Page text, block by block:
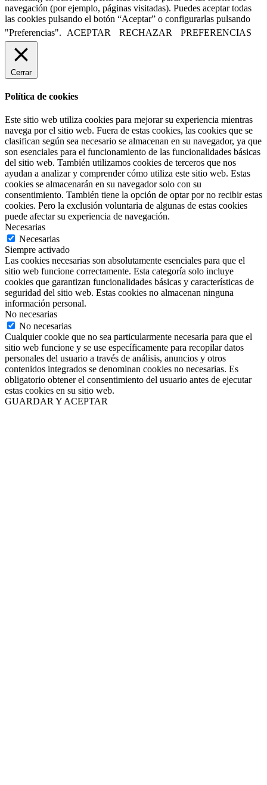
navegación (por ejemplo, páginas visitadas). Puedes aceptar todas
las cookies pulsando el botón “Aceptar” o configurarlas pulsando
"Preferencias".
ACEPTAR RECHAZAR PREFERENCIAS
Cerrar
Política de cookies
Este sitio web utiliza cookies para mejorar su experiencia mientras
navega por el sitio web. Fuera de estas cookies, las cookies que se
clasifican según sea necesario se almacenan en su navegador, ya que
son esenciales para el funcionamiento de las funcionalidades básicas
del sitio web. También utilizamos cookies de terceros que nos
ayudan a analizar y comprender cómo utiliza este sitio web. Estas
cookies se almacenarán en su navegador solo con su
consentimiento. También tiene la opción de optar por no recibir estas
cookies. Pero la exclusión voluntaria de algunas de estas cookies
puede afectar su experiencia de navegación.
Necesarias
Necesarias
Siempre activado
Las cookies necesarias son absolutamente esenciales para que el
sitio web funcione correctamente. Esta categoría solo incluye
cookies que garantizan funcionalidades básicas y características de
seguridad del sitio web. Estas cookies no almacenan ninguna
información personal.
No necesarias
No necesarias
Cualquier cookie que no sea particularmente necesaria para que el
sitio web funcione y se use específicamente para recopilar datos
personales del usuario a través de análisis, anuncios y otros
contenidos integrados se denominan cookies no necesarias. Es
obligatorio obtener el consentimiento del usuario antes de ejecutar
estas cookies en su sitio web.
GUARDAR Y ACEPTAR